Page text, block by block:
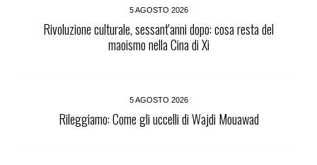
5 AGOSTO 2026
Rivoluzione culturale, sessant'anni dopo: cosa resta del
maoismo nella Cina di Xi
5 AGOSTO 2026
Rileggiamo: Come gli uccelli di Wajdi Mouawad